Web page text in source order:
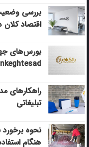
بررسی
اقتصاد کلان
بورس‌های
راهکارهای
تبلیغاتی
نحوه برخورد
هنگام